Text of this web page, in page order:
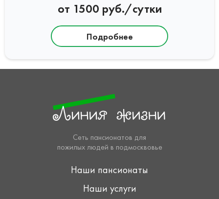
от 1500 руб./сутки
Подробнее
Сеть пансионатов для
пожилых людей в подмосквовье
Наши пансионаты
Наши услуги